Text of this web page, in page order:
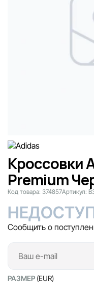
Кроссовки
Premium
Код товара: 374857Артикул:
Сообщить о
РАЗМЕР (EUR)